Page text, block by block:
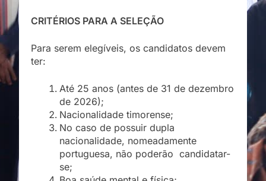
CRITÉRIOS PARA A SELEÇÃO
Para serem elegíveis, os candidatos devem
ter:
Até 25 anos (antes de 31 de dezembro
de 2026);
Nacionalidade timorense;
No caso de possuir dupla
nacionalidade, nomeadamente
portuguesa, não poderão candidatar-
se;